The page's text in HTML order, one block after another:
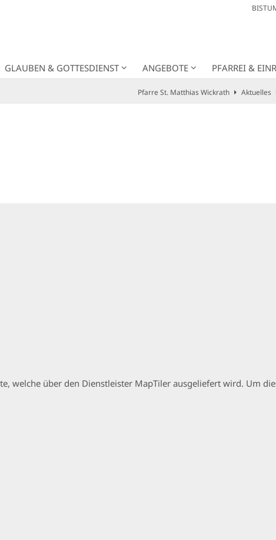
GLAUBEN & GOTTESDIENST ANGEBOTE PFARREI &
Pfarre St. Matthias Wickrath Aktuelles
welche über den Dienstleister MapTiler ausgeliefert wird. Um